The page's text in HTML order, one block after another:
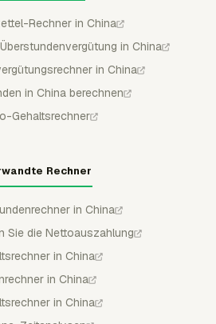
Rechner in China
in China
in China
in China berechnen
Gehaltsrechner
Rechner
in China
Sie die Nettoauszahlung
in China
in China
in China